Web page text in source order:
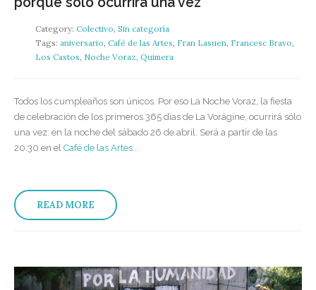
Category: Colectivo Sin categoría
Tags: aniversario Café de las Artes Fran Lasuen Francesc Bravo
Los Castos Noche Voraz Quimera
Todos los cumpleaños son únicos. Por eso La Noche Voraz, la fiesta
de celebración de los primeros 365 días de La Vorágine, ocurrirá sólo
una vez: en la noche del sábado 26 de abril. Será a partir de las
20:30 en el Café de las Artes
READ MORE